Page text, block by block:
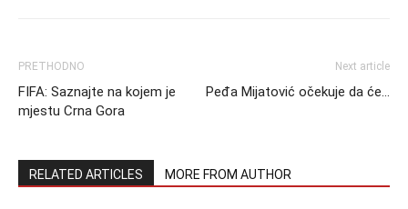
PRETHODNO
FIFA: Saznajte na kojem je
mjestu Crna Gora
Next article
Peđa Mijatović očekuje da će…
RELATED ARTICLES MORE FROM AUTHOR